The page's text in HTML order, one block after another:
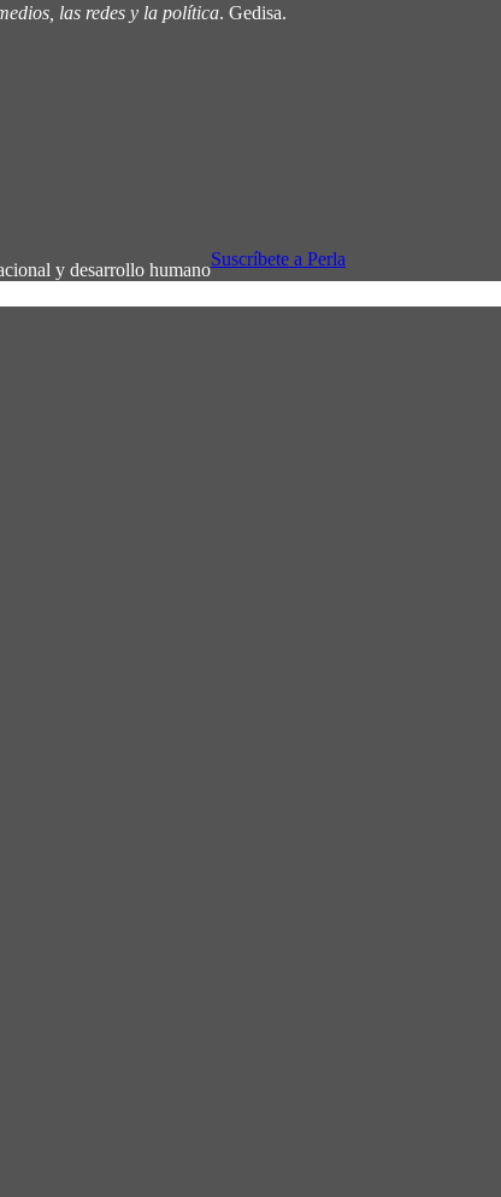
las redes y la política. Gedisa.
y desarrollo humano
Suscríbete a Perla